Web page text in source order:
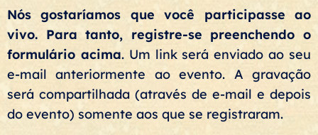
Nós gostaríamos que você participasse ao
vivo. Para tanto, registre-se preenchendo o
formulário acima. Um link será enviado ao seu
e-mail anteriormente ao evento. A gravação
será compartilhada (através de e-mail e depois
do evento) somente aos que se registraram.